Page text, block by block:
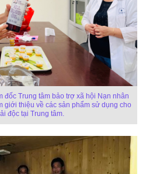
đốc Trung tâm bảo trợ xã hội Nạn nhân
giới thiệu về các sản phẩm sử dụng cho
độc tại Trung tâm.